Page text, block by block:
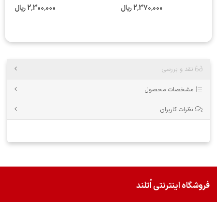
2٬370٬000 ریال 2٬300٬000 ریال
نقد و بررسی
مشخصات محصول
نظرات کاربران
فروشگاه اینترنتی اُتلند